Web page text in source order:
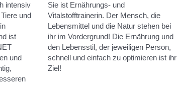
intensiv
und
ist
und
Sie ist Ernährungs- und
Vitalstofftrainerin. Der Mensch, die
Lebensmittel und die Natur stehen bei
ihr im Vordergrund! Die Ernährung und
den Lebensstil, der jeweiligen Person,
schnell und einfach zu optimieren ist ihr
Ziel!